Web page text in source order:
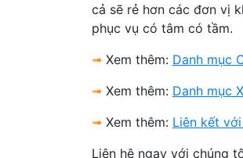
cả sẽ rẻ hơn các đơn vị
phục vụ có tâm có tầm.
➟ Xem thêm: Danh mục
➟ Xem thêm: Danh mục
➟ Xem thêm: Liên kết
Liên hệ ngay với chúng